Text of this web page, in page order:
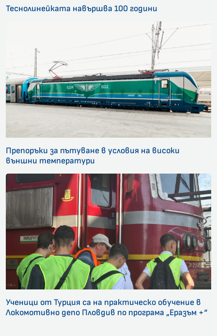
Теснолинейката навършва 100 години
Препоръки за пътуване в условия на високи
външни температури
Ученици от Турция са на практическо обучение в
Локомотивно депо Пловдив по програма „Еразъм +“